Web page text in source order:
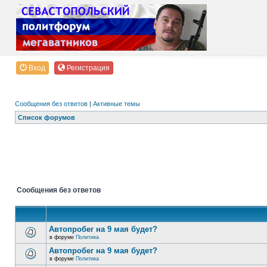
Вход Регистрация
Сообщения без ответов | Активные темы
Список форумов
Сообщения без ответов
Автопробег на 9 мая будет?
в форуме Политика
Автопробег на 9 мая будет?
в форуме Политика